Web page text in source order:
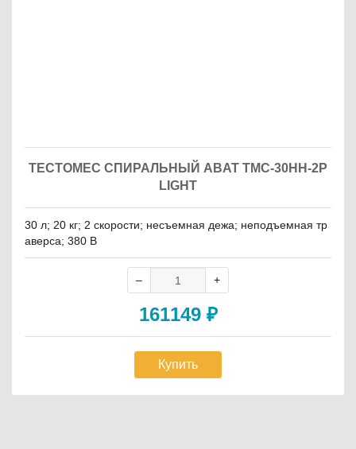
ТЕСТОМЕС СПИРАЛЬНЫЙ ABAT ТМС-30НН-2Р
LIGHT
30 л; 20 кг; 2 скорости; несъемная дежа; неподъемная тр
аверса; 380 В
161149 ₽
Купить